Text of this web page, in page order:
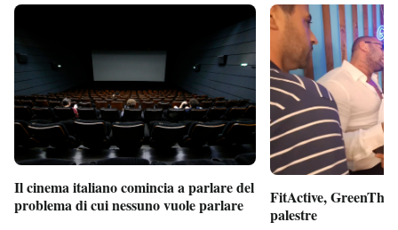
Il cinema italiano comincia a parlare del
problema di cui nessuno vuole parlare
FitActive,
palestre